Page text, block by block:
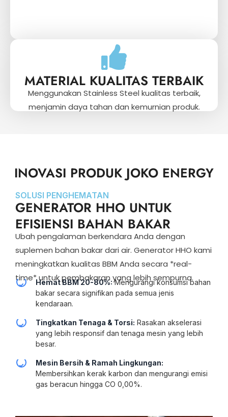
MATERIAL KUALITAS TERBAIK
Menggunakan Stainless Steel kualitas terbaik,
menjamin daya tahan dan kemurnian produk.
INOVASI PRODUK JOKO ENERGY
SOLUSI PENGHEMATAN
GENERATOR HHO UNTUK
EFISIENSI BAHAN BAKAR
Ubah pengalaman berkendara Anda dengan
suplemen bahan bakar dari air. Generator HHO kami
meningkatkan kualitas BBM Anda secara *real-
time* untuk pembakaran yang lebih sempurna.
Hemat BBM 20-80%:Mengurangi konsumsi bahan
bakar secara signifikan pada semua jenis
kendaraan.
Tingkatkan Tenaga & Torsi: Rasakan akselerasi
yang lebih responsif dan tenaga mesin yang lebih
besar.
Mesin Bersih & Ramah Lingkungan:
Membersihkan kerak karbon dan mengurangi emisi
gas beracun hingga CO 0,00%.